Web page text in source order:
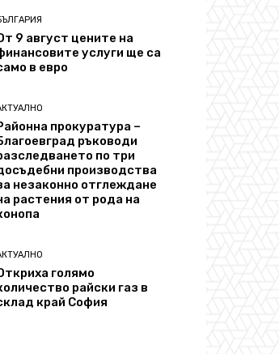
9 август цените на
услуги ще са
в евро
прокуратура –
ръководи
по три
производства
незаконно отглеждане
растения от рода на
голямо
райски газ в
край София